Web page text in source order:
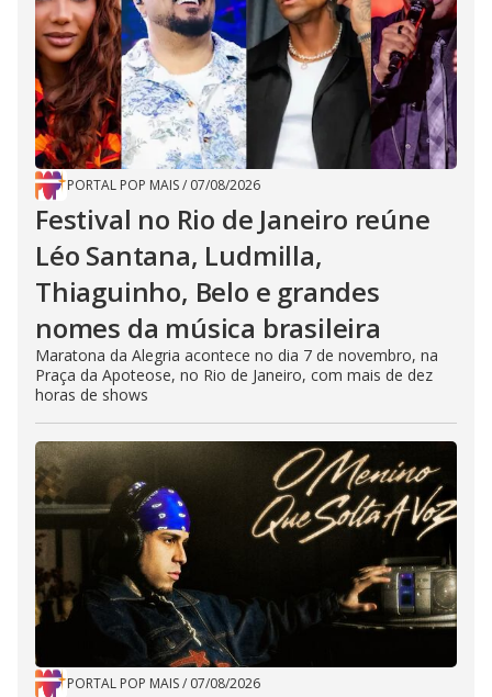
PORTAL POP MAIS/ 07/08/2026
Festival no Rio de Janeiro reúne
Léo Santana, Ludmilla,
Thiaguinho, Belo e grandes
nomes da música brasileira
Maratona da Alegria acontece no dia 7 de novembro, na
Praça da Apoteose, no Rio de Janeiro, com mais de dez
horas de shows
PORTAL POP MAIS/ 07/08/2026